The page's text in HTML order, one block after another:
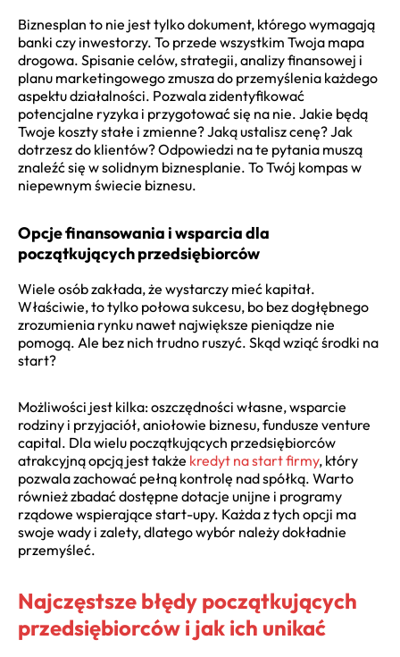
Biznesplan to nie jest tylko dokument, którego wymagają
banki czy inwestorzy. To przede wszystkim Twoja mapa
drogowa. Spisanie celów, strategii, analizy finansowej i
planu marketingowego zmusza do przemyślenia każdego
aspektu działalności. Pozwala zidentyfikować
potencjalne ryzyka i przygotować się na nie. Jakie będą
Twoje koszty stałe i zmienne? Jaką ustalisz cenę? Jak
dotrzesz do klientów? Odpowiedzi na te pytania muszą
znaleźć się w solidnym biznesplanie. To Twój kompas w
niepewnym świecie biznesu.
Opcje finansowania i wsparcia dla
początkujących przedsiębiorców
Wiele osób zakłada, że wystarczy mieć kapitał.
Właściwie, to tylko połowa sukcesu, bo bez dogłębnego
zrozumienia rynku nawet największe pieniądze nie
pomogą. Ale bez nich trudno ruszyć. Skąd wziąć środki na
start?
Możliwości jest kilka: oszczędności własne, wsparcie
rodziny i przyjaciół, aniołowie biznesu, fundusze venture
capital. Dla wielu początkujących przedsiębiorców
atrakcyjną opcją jest także kredyt na start firmy, który
pozwala zachować pełną kontrolę nad spółką. Warto
również zbadać dostępne dotacje unijne i programy
rządowe wspierające start-upy. Każda z tych opcji ma
swoje wady i zalety, dlatego wybór należy dokładnie
przemyśleć.
Najczęstsze błędy początkujących
przedsiębiorców i jak ich unikać